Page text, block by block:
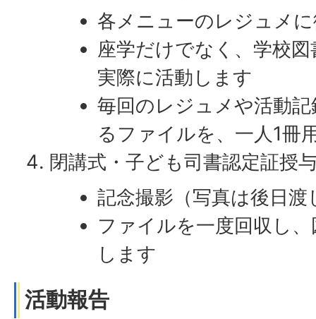
各メニューのレジュメ
座学だけでなく、学校
実際に活動します
毎回のレジュメや活動
るファイルを、一人1冊
閉講式・子ども司書認定証授
記念撮影（写真は後日渡
ファイルを一度回収し
します
活動報告